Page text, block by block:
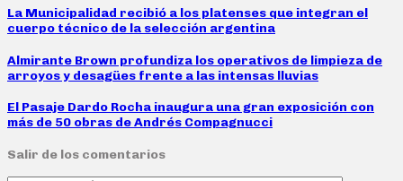
La Municipalidad recibió a los platenses que integran el
cuerpo técnico de la selección argentina
Almirante Brown profundiza los operativos de limpieza de
arroyos y desagües frente a las intensas lluvias
El Pasaje Dardo Rocha inaugura una gran exposición con
más de 50 obras de Andrés Compagnucci
Salir de los comentarios